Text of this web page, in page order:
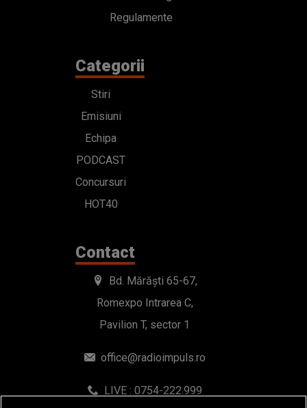
Regulamente
Categorii
Stiri
Emisiuni
Echipa
PODCAST
Concursuri
HOT40
Contact
Bd. Mărăști 65-67,
Romexpo Intrarea C,
Pavilion T, sector 1
office@radioimpuls.ro
LIVE : 0754-222.999